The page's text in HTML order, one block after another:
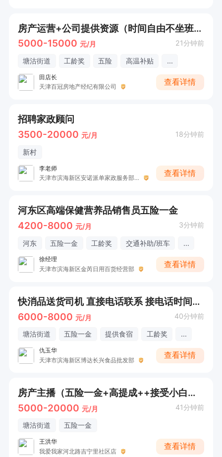
房产运营+公司提供资源（时间自由不坐班+公司提供资源+五险一金）
5000-15000 元/月 21分钟前
塘沽街道 工龄奖 五险 高温补贴 ...
田店长
天津百冠房地产经纪有限公司
查看详情
招聘家政顾问
3500-20000 元/月 18分钟前
新村
李老师
天津市滨海新区安诺派单家政服务部（个体工商户）
查看详情
河东区高端保健营养品销售员五险一金
4200-8000 元/月 3分钟前
河东 五险一金 工龄奖 交通补助/班车 ...
徐经理
天津市滨海新区金芮日用百货经营部
查看详情
快消品送货司机 直接电话联系 接电话时间：早上8点到晚上8点。（直接电话联系+五险一金+餐补）
6000-8000 元/月 40分钟前
塘沽街道 五险一金 提供食宿 工龄奖 ...
仇玉华
天津市滨海新区博达长兴食品批发部
查看详情
房产主播（五险一金+高提成++接受小白节假日福利+定期团建）
5000-20000 元/月 41分钟前
塘沽街道 五险一金
王洪华
我爱我家河北路吉宁里社区店
查看详情